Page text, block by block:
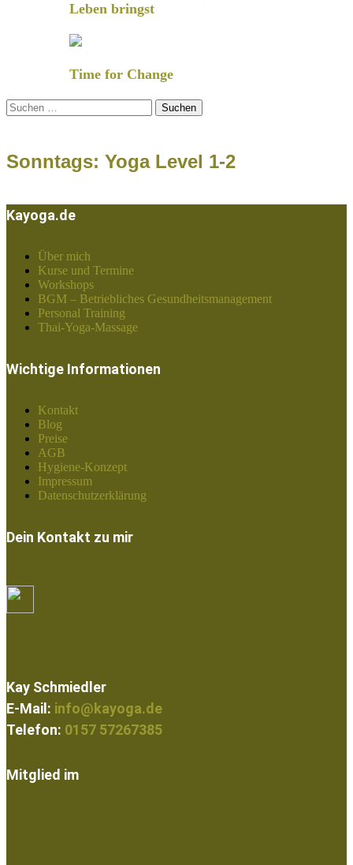
Leben bringst
Time for Change
Suchen
nach:
Sonntags: Yoga Level 1-2
Kayoga.de
Über mich
Kurse und Termine
Workshops
BGM – Betriebliches Gesundheitsmanagement
Personal Training
Thai-Yoga-Massage
Wichtige Informationen
Kontakt
Blog
Preise
AGB
Hygiene-Konzept
Impressum
Datenschutzerklärung
Dein Kontakt zu mir
Kay Schmiedler
E-Mail: info@kayoga.de
Telefon: 0157 57267385
Mitglied im